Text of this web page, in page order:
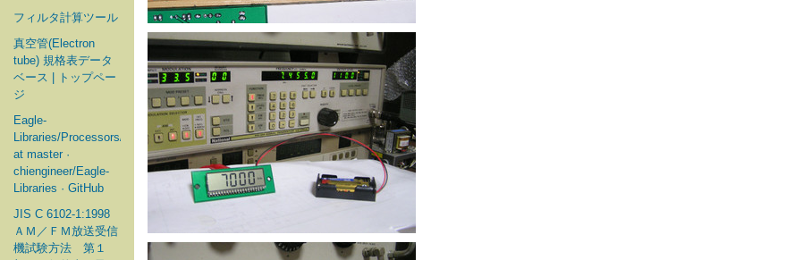
フィルタ計算ツール
真空管(Electron
tube) 規格表データ
ベース | トップペー
ジ
Eagle-
Libraries/Processors/Microchip
at master ·
chiengineer/Eagle-
Libraries · GitHub
JIS C 6102-1:1998
ＡＭ／ＦＭ放送受信
機試験方法 第１